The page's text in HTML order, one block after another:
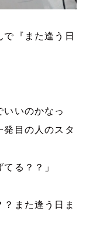
『また逢う日
いのかなっ
発目の人のスタ
る？？」
また逢う日ま